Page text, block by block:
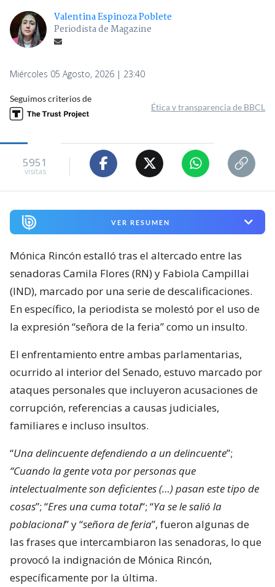
Valentina Espinoza Poblete
Periodista de Magazine
Miércoles 05 Agosto, 2026 | 23:40
Seguimos criterios de
Ética y transparencia de BBCL
5951
visitas
VER RESUMEN
Mónica Rincón estalló tras el altercado entre las
senadoras Camila Flores (RN) y Fabiola Campillai
(IND), marcado por una serie de descalificaciones.
En específico, la periodista se molestó por el uso de
la expresión “señora de la feria” como un insulto.
El enfrentamiento entre ambas parlamentarias,
ocurrido al interior del Senado, estuvo marcado por
ataques personales que incluyeron acusaciones de
corrupción, referencias a causas judiciales,
familiares e incluso insultos.
“Una delincuente defendiendo a un delincuente”;
“Cuando la gente vota por personas que
intelectualmente son deficientes (…) pasan este tipo de
cosas”; “Eres una cuma total“; “Ya se le salió la
poblacional” y “señora de feria”, fueron algunas de
las frases que intercambiaron las senadoras, lo que
provocó la indignación de Mónica Rincón,
específicamente por la última.